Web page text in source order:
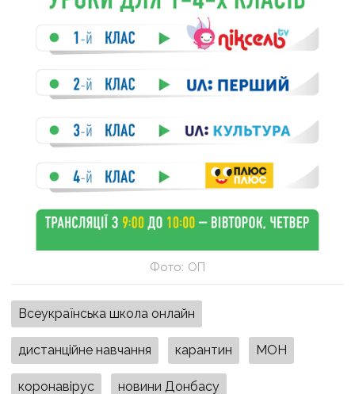
Фото: ОП
Всеукраїнська школа онлайн
дистанційне навчання карантин МОН
коронавірус новини Донбасу